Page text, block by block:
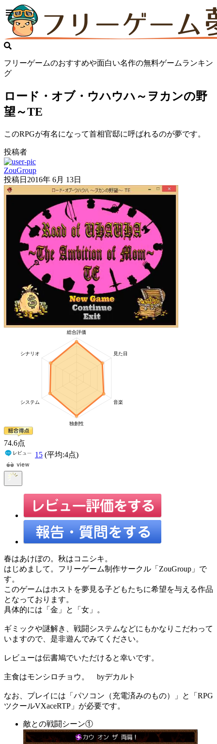
フリーゲームのおすすめや面白い名作の無料ゲームランキン
グ
ロード・オブ・ウハウハ～ヲカンの野
望～TE
このRPGが有名になって首相官邸に呼ばれるのが夢です。
投稿者
ZouGroup
投稿日 2016年 6月 13日
74.6点
15 (平均:4点)
春はあけぼの。秋はコニシキ。
はじめまして。フリーゲーム制作サークル「ZouGroup」で
す。
このゲームはホストを夢見る子どもたちに希望を与える作品
となっております。
具体的には「金」と「女」。
ギミックや謎解き、戦闘システムなどにもかなりこだわって
いますので、是非遊んでみてください。
レビューは伝書鳩でいただけると幸いです。
主食はモンシロチョウ。 byデカルト
なお、プレイには「パソコン（充電済みのもの）」と「RPG
ツクールVXaceRTP」が必要です。
敵との戦闘シーン①